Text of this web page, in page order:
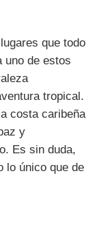
que todo
uno de estos
tropical.
costa caribeña
y
Es sin duda,
lo único que de